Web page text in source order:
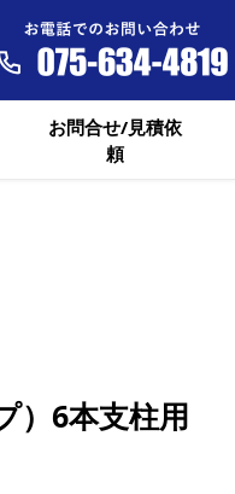
お問合せ/見積依
頼
）6本支柱用